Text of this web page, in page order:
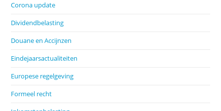
Corona update
Dividendbelasting
Douane en Accijnzen
Eindejaarsactualiteiten
Europese regelgeving
Formeel recht